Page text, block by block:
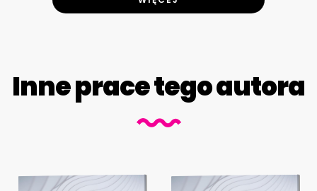
Inne prace tego autora